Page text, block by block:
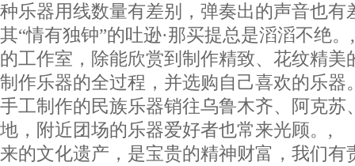
种乐器用线数量有差别，弹奏出的声音也有
其“情有独钟”的吐逊·那买提总是滔滔不
的工作室，除能欣赏到制作精致、花纹精美
制作乐器的全过程，并选购自己喜欢的
手工制作的民族乐器销往乌鲁木齐、阿克苏
地，附近团场的乐器爱好者也常来光顾。
来的文化遗产，是宝贵的精神财富，我们有